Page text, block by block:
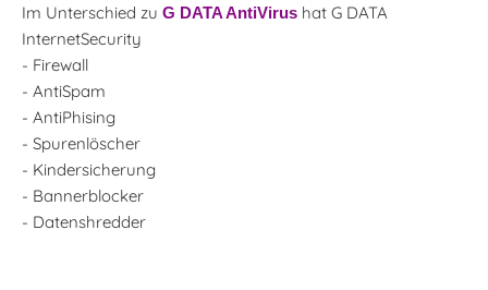
Im Unterschied zu G DATA AntiVirus hat G DATA
InternetSecurity
- Firewall
- AntiSpam
- AntiPhising
- Spurenlöscher
- Kindersicherung
- Bannerblocker
- Datenshredder